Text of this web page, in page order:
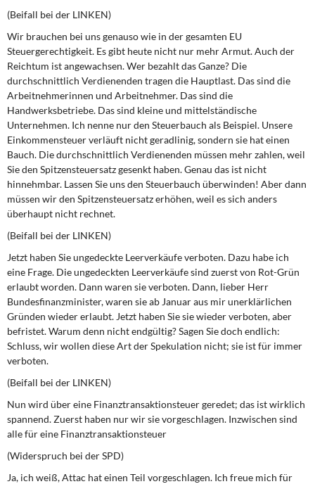
(Beifall bei der LINKEN)
Wir brauchen bei uns genauso wie in der gesamten EU
Steuergerechtigkeit. Es gibt heute nicht nur mehr Armut. Auch der
Reichtum ist angewachsen. Wer bezahlt das Ganze? Die
durchschnittlich Verdienenden tragen die Hauptlast. Das sind die
Arbeitnehmerinnen und Arbeitnehmer. Das sind die
Handwerksbetriebe. Das sind kleine und mittelständische
Unternehmen. Ich nenne nur den Steuerbauch als Beispiel. Unsere
Einkommensteuer verläuft nicht geradlinig, sondern sie hat einen
Bauch. Die durchschnittlich Verdienenden müssen mehr zahlen, weil
Sie den Spitzensteuersatz gesenkt haben. Genau das ist nicht
hinnehmbar. Lassen Sie uns den Steuerbauch überwinden! Aber dann
müssen wir den Spitzensteuersatz erhöhen, weil es sich anders
überhaupt nicht rechnet.
(Beifall bei der LINKEN)
Jetzt haben Sie ungedeckte Leerverkäufe verboten. Dazu habe ich
eine Frage. Die ungedeckten Leerverkäufe sind zuerst von Rot-Grün
erlaubt worden. Dann waren sie verboten. Dann, lieber Herr
Bundesfinanzminister, waren sie ab Januar aus mir unerklärlichen
Gründen wieder erlaubt. Jetzt haben Sie sie wieder verboten, aber
befristet. Warum denn nicht endgültig? Sagen Sie doch endlich:
Schluss, wir wollen diese Art der Spekulation nicht; sie ist für immer
verboten.
(Beifall bei der LINKEN)
Nun wird über eine Finanztransaktionsteuer geredet; das ist wirklich
spannend. Zuerst haben nur wir sie vorgeschlagen. Inzwischen sind
alle für eine Finanztransaktionsteuer
(Widerspruch bei der SPD)
Ja, ich weiß, Attac hat einen Teil vorgeschlagen. Ich freue mich für